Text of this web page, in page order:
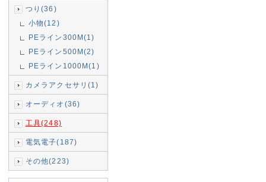
つり(36)
小物(12)
PEライン300M(1)
PEライン500M(2)
PEライン1000M(1)
カメラアクセサリ(1)
オーディオ(36)
工具(248)
電気電子(187)
その他(223)